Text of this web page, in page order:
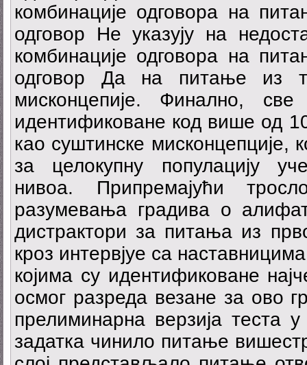
комбинације одговора на
одговор Не указују на
комбинације одговора на
одговор Да на питање из
мисконцепије. Финално, све
идентификоване код више од
као суштинске мисконцепције,
за целокупну популацију
нивоа. Припремајући
разумевања градива о
дистрактори за питања из
кроз интервјуе са
којима су идентификоване
осмог разреда везане за ово
прелиминарна верзија теста у
задатка чинило питање